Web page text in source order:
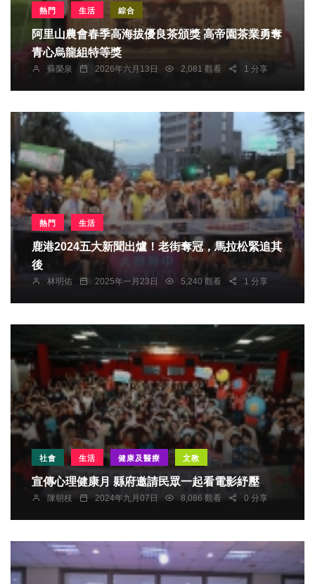
熱門 生活 綜合
阿里山農會春季高海拔優良茶頒獎 高帝園茶業勇奪
青心烏龍組特等獎
蘇榮泉 2026年六月13日 2,081 觀看 1 分享
熱門 生活
鹿港2024五大新聞出爐！老街奪冠，馬拉松緊追其
後
林明佑 2025年一月23日 5,240 觀看 1 分享
社會 生活 健康及醫療 文教
宣傳心理健康月 縣府邀請民眾一起看電影紓壓
陳朝枝 2024年九月07日 8,086 觀看 0 分享